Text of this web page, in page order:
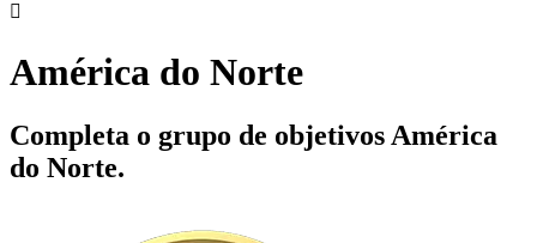

América do Norte
Completa o grupo de objetivos América
do Norte.